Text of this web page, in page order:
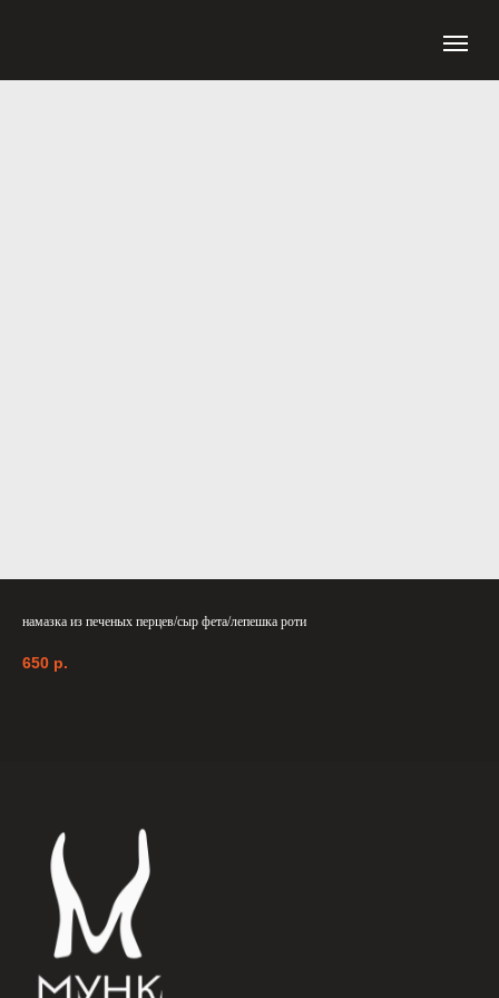
намазка из печеных перцев/сыр фета/лепешка роти
650 р.